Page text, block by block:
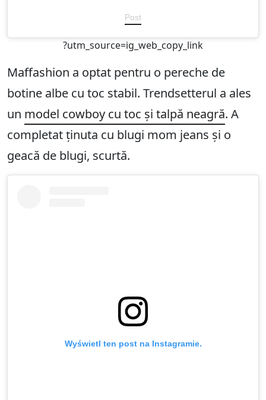
Post
?utm_source=ig_web_copy_link
Maffashion a optat pentru o pereche de
botine albe cu toc stabil. Trendsetterul a ales
un model cowboy cu toc și talpă neagră. A
completat ținuta cu blugi mom jeans și o
geacă de blugi, scurtă.
Wyświetl ten post na Instagramie.